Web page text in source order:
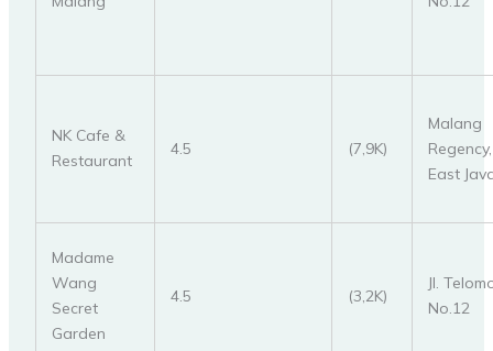
NK Cafe &
Restaurant
4.5 (7,9K)
Malang
Regency,
East
Madame
Wang
Secret
Garden
4.5 (3,2K)
Jl.
No.12